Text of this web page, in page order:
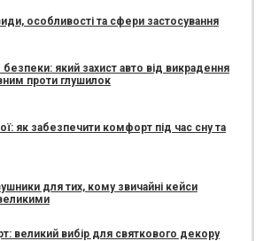
особливості та сфери застосування
який захист авто від викрадення
проти глушилок
як забезпечити комфорт під час сну та
для тих, кому звичайні кейси
великий вибір для святкового декору